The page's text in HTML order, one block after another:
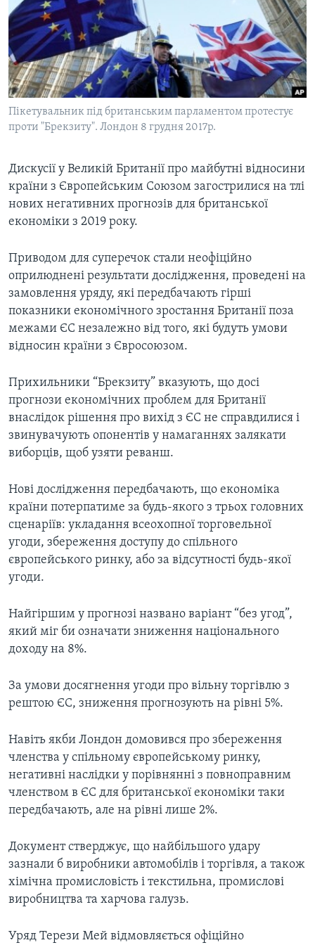
СУСПІЛЬСТВО
ЕКОНОМІКА
ІСТОРІЇ УСПІХУ УКРАЇНЦІВ
ТЕЛЕПРОГРАМИ
ЧАС-TIME
БРИФІНГ ГОЛОСУ АМЕРИКИ
СТУДІЯ ВАШИНГТОН
ВІКНО В АМЕРИКУ
ПОГЛЯД З ВАШИНГТОНА
ENGLISH
Learning English
МИ В СОЦМЕРЕЖАХ
Мови
Пікетувальник під британським парламентом протестує
проти "Брекзиту". Лондон 8 грудня 2017р.
Дискусії у Великій Британії про майбутні відносини
країни з Європейським Союзом загострилися на тлі
нових негативних прогнозів для британської
економіки з 2019 року.
Приводом для суперечок стали неофіційно
оприлюднені результати дослідження, проведені на
замовлення уряду, які передбачають гірші
показники економічного зростання Британії поза
межами ЄС незалежно від того, які будуть умови
відносин країни з Євросоюзом.
Прихильники “Брекзиту” вказують, що досі
прогнози економічних проблем для Британії
внаслідок рішення про вихід з ЄС не справдилися і
звинувачують опонентів у намаганнях залякати
виборців, щоб узяти реванш.
Нові дослідження передбачають, що економіка
країни потерпатиме за будь-якого з трьох головних
сценаріїв: укладання всеохопної торговельної
угоди, збереження доступу до спільного
європейського ринку, або за відсутності будь-якої
угоди.
Найгіршим у прогнозі названо варіант “без угод”,
який міг би означати зниження національного
доходу на 8%.
За умови досягнення угоди про вільну торгівлю з
рештою ЄС, зниження прогнозують на рівні 5%.
Навіть якби Лондон домовився про збереження
членства у спільному європейському ринку,
негативні наслідки у порівнянні з повноправним
членством в ЄС для британської економіки таки
передбачають, але на рівні лише 2%.
Документ стверджує, що найбільшого удару
зазнали б виробники автомобілів і торгівля, а також
хімічна промисловість і текстильна, промислові
виробництва та харчова галузь.
Уряд Терези Мей відмовляється офіційно